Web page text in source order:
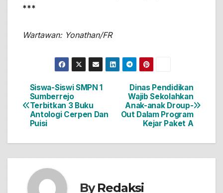
***
Wartawan: Yonathan/FR
Navigasi
pos
Dinas Pendidikan
Wajib Sekolahkan
Anak-anak Droup-
Out Dalam Program
Kejar Paket A
Siswa-Siswi SMPN 1
Sumberrejo
Terbitkan 3 Buku
Antologi Cerpen Dan
Puisi
ByRedaksi